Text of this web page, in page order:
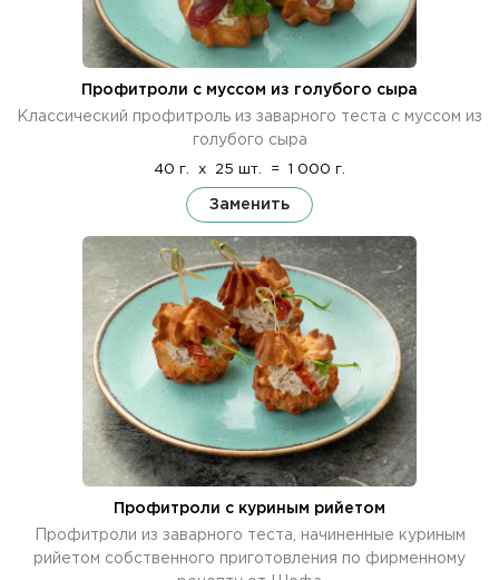
Профитроли с муссом из голубого сыра
Классический профитроль из заварного теста с муссом из
голубого сыра
40 г. x 25 шт. = 1 000 г.
Заменить
Профитроли с куриным рийетом
Профитроли из заварного теста, начиненные куриным
рийетом собственного приготовления по фирменному